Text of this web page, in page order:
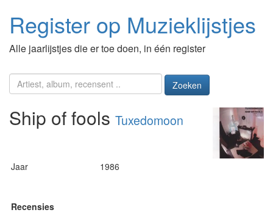
Register op Muzieklijstjes
Alle jaarlijstjes die er toe doen, in één register
Zoeken
Ship of fools Tuxedomoon
Jaar 1986
Recensies